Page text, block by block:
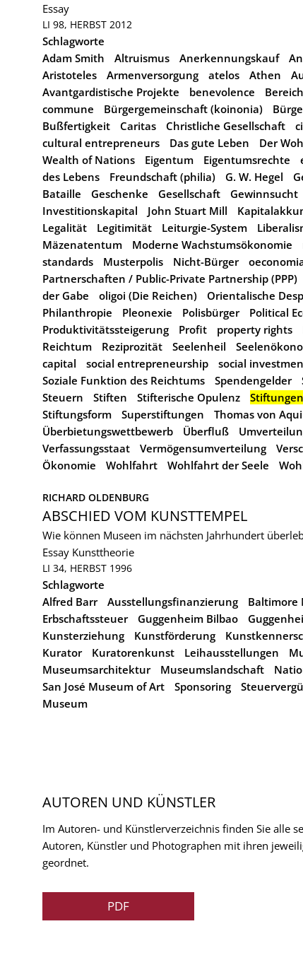
Essay
LI 98, HERBST 2012
Schlagworte
Adam Smith
Altruismus Anerkennungskauf
Aristoteles
Armenversorgung atelos Athen
Avantgardistische Projekte
benevolence
commune
Bürgergemeinschaft (koinonia)
Bußfertigkeit
Caritas Christliche Gesellschaft
cultural entrepreneurs
Das gute Leben
Der
Wealth of Nations
Eigentum Eigentumsrechte
des Lebens
Freundschaft (philia) G. W. Hegel
Bataille
Geschenke Gesellschaft Gewinnsucht
Investitionskapital
John Stuart Mill
Legalität
Legitimität Leiturgie-System
Mäzenatentum
Moderne Wachstumsökonomie
standards
Musterpolis Nicht-Bürger
Partnerschaften / Public-Private Partnership (PPP)
der Gabe
oligoi (Die Reichen) Orientalische
Philanthropie
Pleonexie Polisbürger
Political
Produktivitätssteigerung
Profit property rights
Reichtum
Reziprozität Seelenheil
capital
social entrepreneurship
social
Soziale Funktion des Reichtums
Spendengelder
Steuern
Stiften Stifterische Opulenz Stiftungen
Stiftungsform
Superstiftungen Thomas von
Überbietungswettbewerb
Überfluß
Verfassungsstaat
Vermögensumverteilung
Ökonomie
Wohlfahrt Wohlfahrt der Seele
RICHARD OLDENBURG
ABSCHIED VOM KUNSTTEMPEL
Wie können Museen im nächsten Jahrhundert
Essay Kunsttheorie
LI 34, HERBST 1996
Schlagworte
Alfred Barr
Ausstellungsfinanzierung Baltimore
Erbschaftssteuer
Guggenheim Bilbao
Kunsterziehung
Kunstförderung
Kurator
Kuratorenkunst Leihausstellungen
Museumsarchitektur
Museumslandschaft
San José Museum of Art
Sponsoring
Museum
AUTOREN UND KÜNSTLER
Im Autoren- und Künstlerverzeichnis finden Sie alle
Autoren, Künstler und Photographen mit ihren
geordnet.
PDF